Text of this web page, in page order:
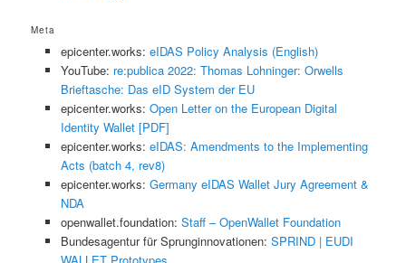
Meta
epicenter.works: eIDAS Policy Analysis (English)
YouTube: re:publica 2022: Thomas Lohninger: Orwells
Brieftasche: Das eID System der EU
epicenter.works: Open Letter on the European Digital
Identity Wallet [PDF]
epicenter.works: eIDAS: Amendments to the Implementing
Acts (batch 4, rev8)
epicenter.works: Germany eIDAS Wallet Jury Agreement &
NDA
openwallet.foundation: Staff – OpenWallet Foundation
Bundesagentur für Sprunginnovationen: SPRIND | EUDI